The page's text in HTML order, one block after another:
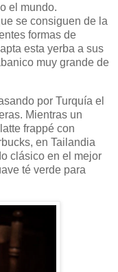
el mundo.
se consiguen de la
formas de
esta yerba a sus
muy grande de
por Turquía el
Mientras un
frappé con
en Tailandia
clásico en el mejor
té verde para